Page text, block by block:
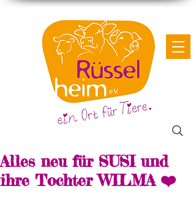
Alles neu für SUSI und
ihre Tochter WILMA ❤️